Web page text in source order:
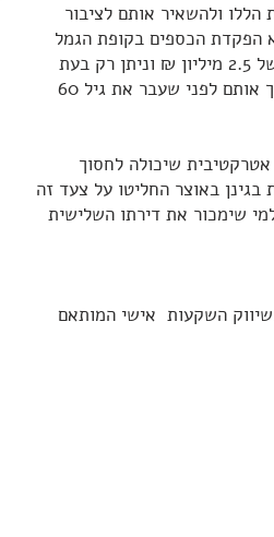
ולהשאיר אותם לציבור
הפקדת הכספים בקופת הגמל
להשקעה. ראשית, סכום ההפקדה הפטור ממס הוא עד לתקרה של 2.5 מיליון ₪ וניתן רק בעת
משיכת הכספים ובתנאי שהעמית שהפקיד את הכספים לא משך אותם לפני שעבר את גיל 60
שיכולה לחסוך
באוצר החליטו על צעד זה
שימכור את דירתו השלישית
שיווק השקעות אישי המותאם